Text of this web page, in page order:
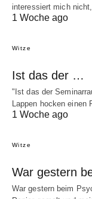
interessiert mich
1 Woche ago
Witze
Ist das der …
"Ist das der
Lappen hocken einen
1 Woche ago
Witze
War gestern
War gestern beim